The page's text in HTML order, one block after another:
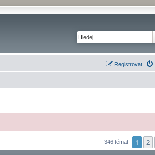
Registrovat
346 témat 1 2